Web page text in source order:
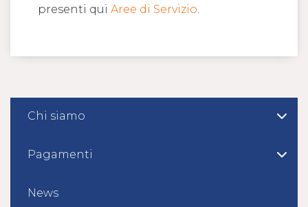
Chi siamo
Pagamenti
News
presenti qui Aree di Servizio.